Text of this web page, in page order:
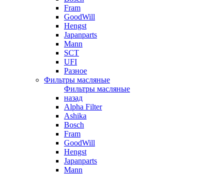
Fram
GoodWill
Hengst
Japanparts
Mann
SCT
UFI
Разное
Фильтры масляные
Фильтры масляные
назад
Alpha Filter
Ashika
Bosch
Fram
GoodWill
Hengst
Japanparts
Mann